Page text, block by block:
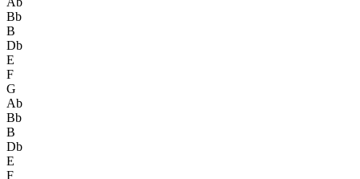
Bb
B
Db
E
F
G
Ab
Bb
B
Db
E
F